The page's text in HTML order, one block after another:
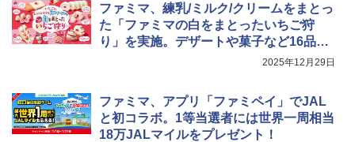
5
シャープ ウォーターオーブン ヘルシオ
AX-XJ1-B ブラック 30L 2段調理 コンベ
クション トースト機能
ファミマ、練乳/ミルク/クリームをまとっ
た「ファミマの白をまとったいちご狩
り」を実施。デザートや菓子など16品を
2025年12月29日
ファミマ、アプリ「ファミペイ」でJAL
と初コラボ。1等当選者には世界一周相当
18万JALマイルをプレゼント！